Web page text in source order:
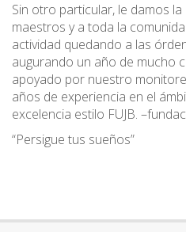
Sin otro particular, le damos
maestros y a toda la
actividad quedando a las
augurando un año de mucho
apoyado por nuestro
años de experiencia en el
excelencia estilo FUJB.
“Persigue tus sueños”